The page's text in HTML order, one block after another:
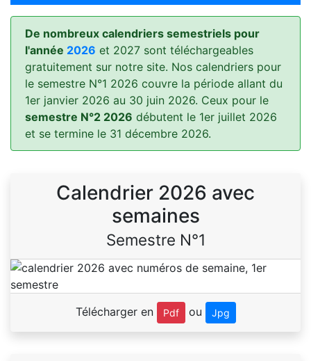
De nombreux calendriers semestriels pour
l'année 2026 et 2027 sont téléchargeables
gratuitement sur notre site. Nos calendriers pour
le semestre N°1 2026 couvre la période allant du
1er janvier 2026 au 30 juin 2026. Ceux pour le
semestre N°2 2026 débutent le 1er juillet 2026
et se termine le 31 décembre 2026.
Calendrier 2026 avec
semaines
Semestre N°1
Télécharger en Pdf ou Jpg